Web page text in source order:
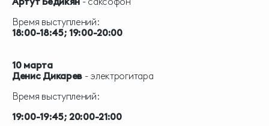
Время выступлений:
18:00-18:45; 19:00-20:00
10 марта
Денис Дикарев - электрогитара
Время выступлений:
19:00-19:45; 20:00-21:00